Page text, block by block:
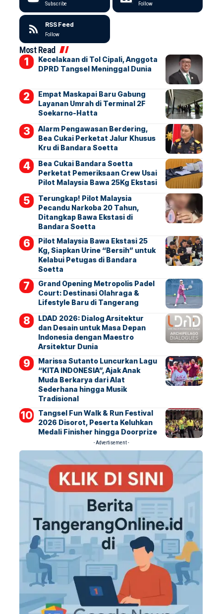
Subscribe Follow
RSS Feed
Follow
Most Read
Kecelakaan di Tol Cipali, Anggota
DPRD Tangsel Meninggal Dunia
Empat Maskapai Baru Gabung
Layanan Umrah di Terminal 2F
Soekarno-Hatta
Alarm Pengawasan Berdering,
Bea Cukai Perketat Jalur Khusus
Kru di Bandara Soetta
Bea Cukai Bandara Soetta
Perketat Pemeriksaan Crew Usai
Pilot Malaysia Bawa 25Kg Ekstasi
Terungkap! Pilot Malaysia
Pecandu Narkoba 20 Tahun,
Ditangkap Bawa Ekstasi di
Bandara Soetta
Pilot Malaysia Bawa Ekstasi 25
Kg, Siapkan Urine “Bersih” untuk
Kelabui Petugas di Bandara
Soetta
Grand Opening Metropolis Padel
Court: Destinasi Olahraga &
Lifestyle Baru di Tangerang
LDAD 2026: Dialog Arsitektur
dan Desain untuk Masa Depan
Indonesia dengan Maestro
Arsitektur Dunia
Marissa Sutanto Luncurkan Lagu
“KITA INDONESIA”, Ajak Anak
Muda Berkarya dari Alat
Sederhana hingga Musik
Tradisional
Tangsel Fun Walk & Run Festival
2026 Disorot, Peserta Keluhkan
Medali Finisher hingga Doorprize
- Advertisement -